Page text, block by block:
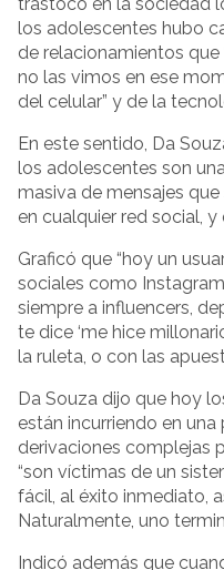
los adolescentes hubo
de relacionamientos
no las vimos en ese
del celular” y de la
En este sentido, Da
los adolescentes son
masiva de mensajes
en cualquier red social,
Graficó que “hoy un
sociales como
siempre a influencers,
te dice ‘me hice
la ruleta, o con las
Da Souza dijo que hoy
están incurriendo en
derivaciones complejas
“son víctimas de un
fácil, al éxito inmediato,
Naturalmente, uno
Indicó además que